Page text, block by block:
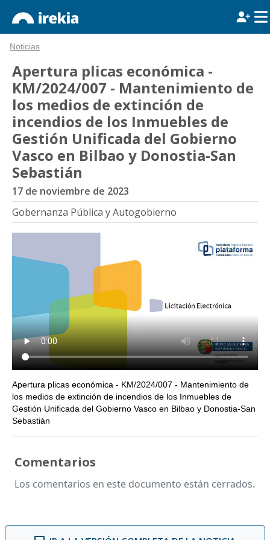
Noticias
Apertura plicas económica -
KM/2024/007 - Mantenimiento de
los medios de extinción de
incendios de los Inmuebles de
Gestión Unificada del Gobierno
Vasco en Bilbao y Donostia-San
Sebastián
17 de noviembre de 2023
Gobernanza Pública y Autogobierno
Apertura plicas económica - KM/2024/007 - Mantenimiento de
los medios de extinción de incendios de los Inmuebles de
Gestión Unificada del Gobierno Vasco en Bilbao y Donostia-San
Sebastián
Comentarios
Los comentarios en este documento están cerrados.